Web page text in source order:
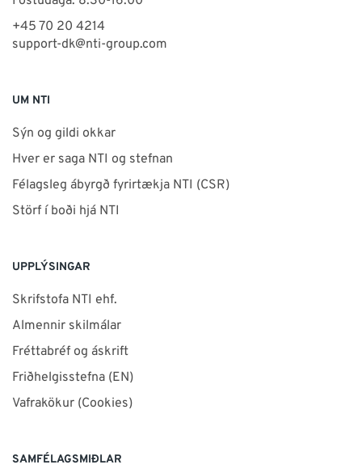
+45 70 20 4214
support-dk@nti-group.com
UM NTI
Sýn og gildi okkar
Hver er saga NTI og stefnan
Félagsleg ábyrgð fyrirtækja NTI (CSR)
Störf í boði hjá NTI
UPPLÝSINGAR
Skrifstofa NTI ehf.
Almennir skilmálar
Fréttabréf og áskrift
Friðhelgisstefna (EN)
Vafrakökur (Cookies)
SAMFÉLAGSMIÐLAR